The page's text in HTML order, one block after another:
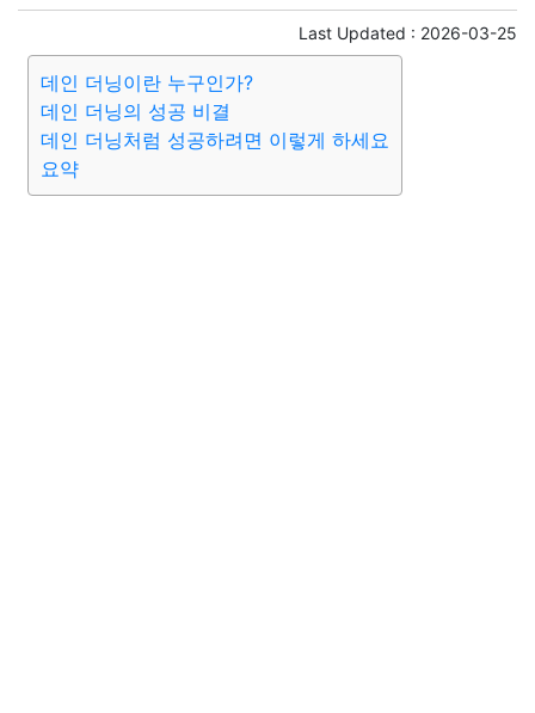
Last Updated : 2026-03-25
데인 더닝이란 누구인가?
데인 더닝의 성공 비결
데인 더닝처럼 성공하려면 이렇게 하세요
요약